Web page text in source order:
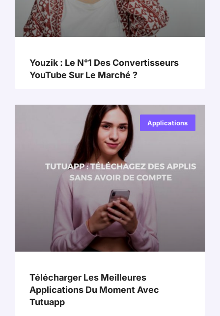
Youzik : Le N°1 Des Convertisseurs
YouTube Sur Le Marché ?
Applications
Télécharger Les Meilleures
Applications Du Moment Avec
Tutuapp